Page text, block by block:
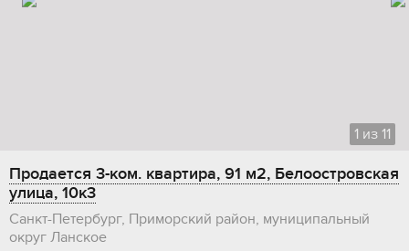
1 из 11
Продается 3-ком. квартира, 91 м2, Белоостровская
улица, 10к3
Санкт-Петербург, Приморский район, муниципальный
округ Ланское